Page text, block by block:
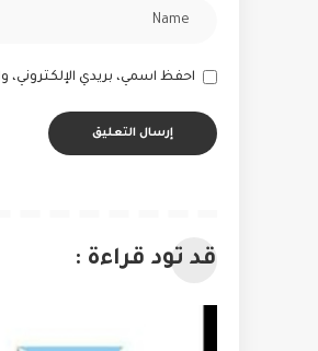
احفظ اسمي، بريدي
قد تود قراءة :